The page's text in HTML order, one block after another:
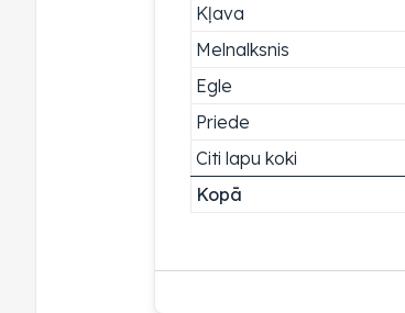
Kļava
Melnalksnis
Egle
Priede
Citi lapu koki
Kopā